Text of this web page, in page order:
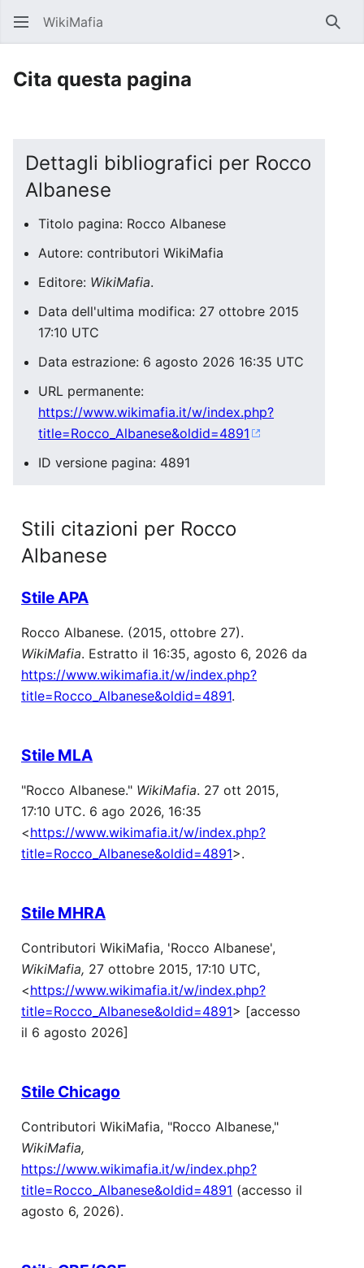
WikiMafia
Cita questa pagina
Dettagli bibliografici per Rocco
Albanese
Titolo pagina: Rocco Albanese
Autore: contributori WikiMafia
Editore: WikiMafia.
Data dell'ultima modifica: 27 ottobre 2015
17:10 UTC
Data estrazione: 6 agosto 2026 16:35 UTC
URL permanente:
https://www.wikimafia.it/w/index.php?
title=Rocco_Albanese&oldid=4891
ID versione pagina: 4891
Stili citazioni per Rocco
Albanese
Stile APA
Rocco Albanese. (2015, ottobre 27).
WikiMafia. Estratto il 16:35, agosto 6, 2026 da
https://www.wikimafia.it/w/index.php?
title=Rocco_Albanese&oldid=4891.
Stile MLA
"Rocco Albanese." WikiMafia. 27 ott 2015,
17:10 UTC. 6 ago 2026, 16:35
<https://www.wikimafia.it/w/index.php?
title=Rocco_Albanese&oldid=4891>.
Stile MHRA
Contributori WikiMafia, 'Rocco Albanese',
WikiMafia, 27 ottobre 2015, 17:10 UTC,
<https://www.wikimafia.it/w/index.php?
title=Rocco_Albanese&oldid=4891> [accesso
il 6 agosto 2026]
Stile Chicago
Contributori WikiMafia, "Rocco Albanese,"
WikiMafia,
https://www.wikimafia.it/w/index.php?
title=Rocco_Albanese&oldid=4891 (accesso il
agosto 6, 2026).